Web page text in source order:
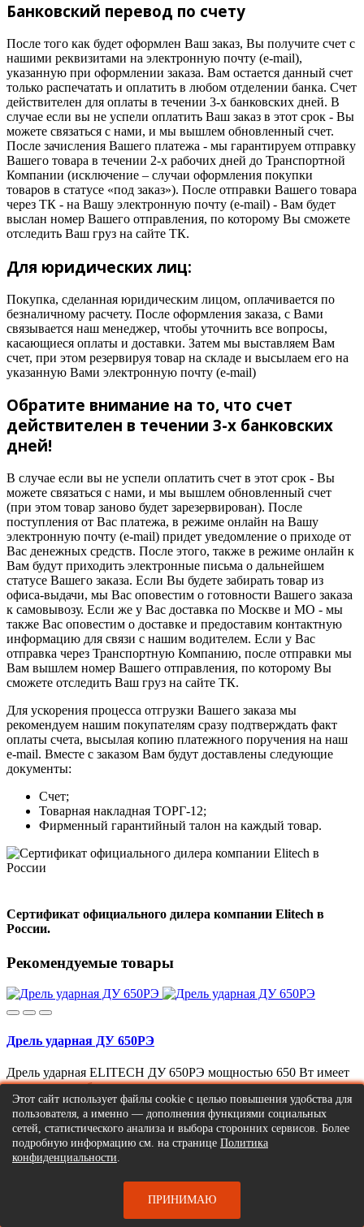
Банковский перевод по счету
После того как будет оформлен Ваш заказ, Вы получите счет с
нашими реквизитами на электронную почту (e-mail),
указанную при оформлении заказа. Вам остается данный счет
только распечатать и оплатить в любом отделении банка. Счет
действителен для оплаты в течении 3-х банковских дней. В
случае если вы не успели оплатить Ваш заказ в этот срок - Вы
можете связаться с нами, и мы вышлем обновленный счет.
После зачисления Вашего платежа - мы гарантируем отправку
Вашего товара в течении 2-х рабочих дней до Транспортной
Компании (исключение – случаи оформления покупки
товаров в статусе «под заказ»). После отправки Вашего товара
через ТК - на Вашу электронную почту (e-mail) - Вам будет
выслан номер Вашего отправления, по которому Вы сможете
отследить Ваш груз на сайте ТК.
Для юридических лиц:
Покупка, сделанная юридическим лицом, оплачивается по
безналичному расчету. После оформления заказа, с Вами
связывается наш менеджер, чтобы уточнить все вопросы,
касающиеся оплаты и доставки. Затем мы выставляем Вам
счет, при этом резервируя товар на складе и высылаем его на
указанную Вами электронную почту (e-mail)
Обратите внимание на то, что счет
действителен в течении 3-х банковских
дней!
В случае если вы не успели оплатить счет в этот срок - Вы
можете связаться с нами, и мы вышлем обновленный счет
(при этом товар заново будет зарезервирован). После
поступления от Вас платежа, в режиме онлайн на Вашу
электронную почту (e-mail) придет уведомление о приходе от
Вас денежных средств. После этого, также в режиме онлайн к
Вам будут приходить электронные письма о дальнейшем
статусе Вашего заказа. Если Вы будете забирать товар из
офиса-выдачи, мы Вас оповестим о готовности Вашего заказа
к самовывозу. Если же у Вас доставка по Москве и МО - мы
также Вас оповестим о доставке и предоставим контактную
информацию для связи с нашим водителем. Если у Вас
отправка через Транспортную Компанию, после отправки мы
Вам вышлем номер Вашего отправления, по которому Вы
сможете отследить Ваш груз на сайте ТК.
Для ускорения процесса отгрузки Вашего заказа мы
рекомендуем нашим покупателям сразу подтверждать факт
оплаты счета, высылая копию платежного поручения на наш
e-mail. Вместе с заказом Вам будут доставлены следующие
документы:
Счет;
Товарная накладная ТОРГ-12;
Фирменный гарантийный талон на каждый товар.
Сертификат официального дилера компании Elitech в
России.
Рекомендуемые товары
Дрель ударная ДУ 650РЭ
Дрель ударная ELITECH ДУ 650РЭ мощностью 650 Вт имеет
два режима работы -сверление и сверление с уда..
2990р.
Сообщить о поступлении
Дрель ударная ДУ 650РЭК
Этот сайт использует файлы cookie с целью повышения удобства для
пользователя, а именно — дополнения функциями социальных
сетей, статистического анализа и выбора сторонних сервисов. Более
подробную информацию см. на странице Политика
конфиденциальности.
ПРИНИМАЮ